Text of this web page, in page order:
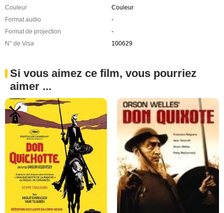
Couleur
Couleur
Format audio
-
Format de projection
-
N° de Visa
100629
Si vous aimez ce film, vous pourriez
aimer ...